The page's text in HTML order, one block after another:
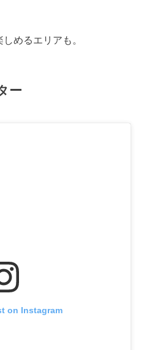
めるエリアも。
ー
on Instagram